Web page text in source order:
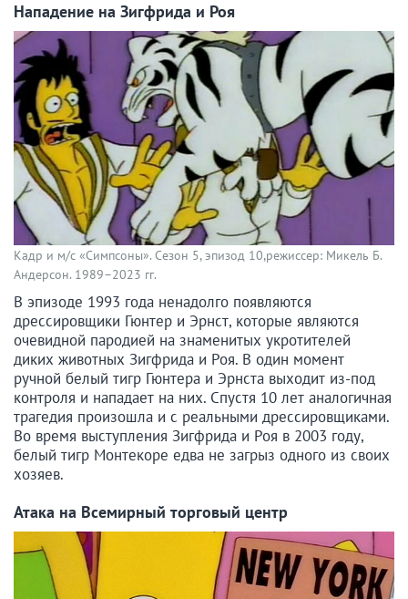
Нападение на Зигфрида и Роя
Кадр и м/с «Симпсоны». Сезон 5, эпизод 10,режиссер: Микель Б.
Андерсон. 1989–2023 гг.
В эпизоде 1993 года ненадолго появляются
дрессировщики Гюнтер и Эрнст, которые являются
очевидной пародией на знаменитых укротителей
диких животных Зигфрида и Роя. В один момент
ручной белый тигр Гюнтера и Эрнста выходит из-под
контроля и нападает на них. Спустя 10 лет аналогичная
трагедия произошла и с реальными дрессировщиками.
Во время выступления Зигфрида и Роя в 2003 году,
белый тигр Монтекоре едва не загрыз одного из своих
хозяев.
Атака на Всемирный торговый центр